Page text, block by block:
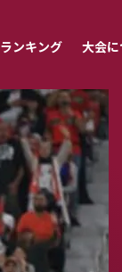
ランキング 大会に